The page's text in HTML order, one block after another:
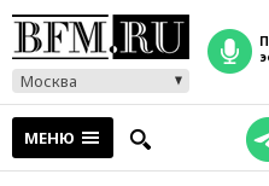
Москва
прямой
МЕНЮ